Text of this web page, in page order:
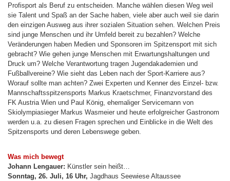
Profisport als Beruf zu entscheiden. Manche wählen diesen Weg weil
sie Talent und Spaß an der Sache haben, viele aber auch weil sie darin
den einzigen Ausweg aus ihrer sozialen Situation sehen. Welchen Preis
sind junge Menschen und ihr Umfeld bereit zu bezahlen? Welche
Veränderungen haben Medien und Sponsoren im Spitzensport mit sich
gebracht? Wie gehen junge Menschen mit Erwartungshaltungen und
Druck um? Welche Verantwortung tragen Jugendakademien und
Fußballvereine? Wie sieht das Leben nach der Sport-Karriere aus?
Worauf sollte man achten? Zwei Experten und Kenner des Einzel- bzw.
Mannschaftsspitzensports Markus Kraetschmer, Finanzvorstand des
FK Austria Wien und Paul König, ehemaliger Servicemann von
Skiolympiasieger Markus Wasmeier und heute erfolgreicher Gastronom
werden u.a. zu diesen Fragen sprechen und Einblicke in die Welt des
Spitzensports und deren Lebenswege geben.
Was mich bewegt
Johann Lengauer: Künstler sein heißt…
Sonntag, 26. Juli, 16 Uhr, Jagdhaus Seewiese Altaussee